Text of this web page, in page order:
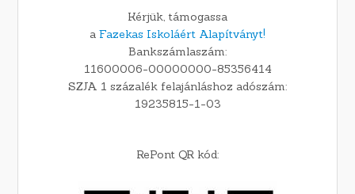
Kérjük, támogassa
a Fazekas Iskoláért Alapítványt!
Bankszámlaszám:
11600006-00000000-85356414
SZJA 1 százalék felajánláshoz adószám:
19235815-1-03
RePont QR kód: